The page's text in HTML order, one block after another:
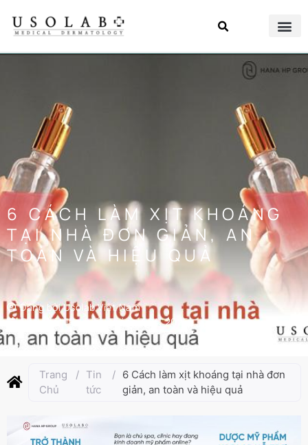
6 CÁCH LÀM XỊT KHOÁNG
TẠI NHÀ ĐƠN GIẢN, AN
TOÀN VÀ HIỆU QUẢ
Đăng bởiUsolab Việt Nam
Cập nhật lần cuối: Tháng 3 24, 2025
Trang
Chủ
/ Tin
tức
/ 6 Cách làm xịt khoáng tại nhà đơn
giản, an toàn và hiệu quả